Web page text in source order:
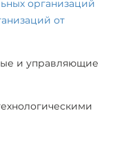
организаций
от
и управляющие